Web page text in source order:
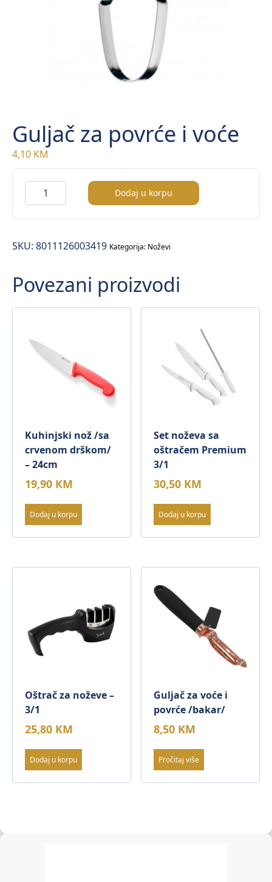
Guljač za povrće i voće
4,10 KM
Guljač
za
povrće
voće
Dodaj u korpu
SKU: 8011126003419 Kategorija: Noževi
Povezani proizvodi
Kuhinjski nož /sa
crvenom drškom/
– 24cm
19,90 KM
Dodaj u korpu
Set noževa sa
oštračem Premium
3/1
30,50 KM
Dodaj u korpu
Oštrač za noževe –
3/1
25,80 KM
Dodaj u korpu
Guljač za voće i
povrće /bakar/
8,50 KM
Pročitaj više